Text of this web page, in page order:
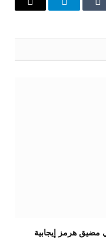
Tumblr تيلقرام البريد
مضيق هرمز إيجابية